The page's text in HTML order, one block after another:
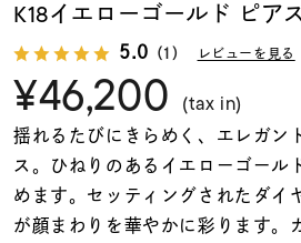
ファッションテイス
ト
着用シーン
コレクション
K18イエローゴールド ピア
5.0 （1） レビューを見る
¥46,200 (tax in)
揺れるたびにきらめく、エレガン
ス。ひねりのあるイエローゴール
めます。セッティングされたダイ
が顔まわりを華やかに彩ります。